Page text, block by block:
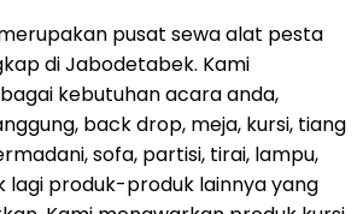
pusat sewa alat pesta
di Jabodetabek. Kami
kebutuhan acara anda,
back drop, meja, kursi, tiang
sofa, partisi, tirai, lampu,
lagi produk-produk lainnya yang